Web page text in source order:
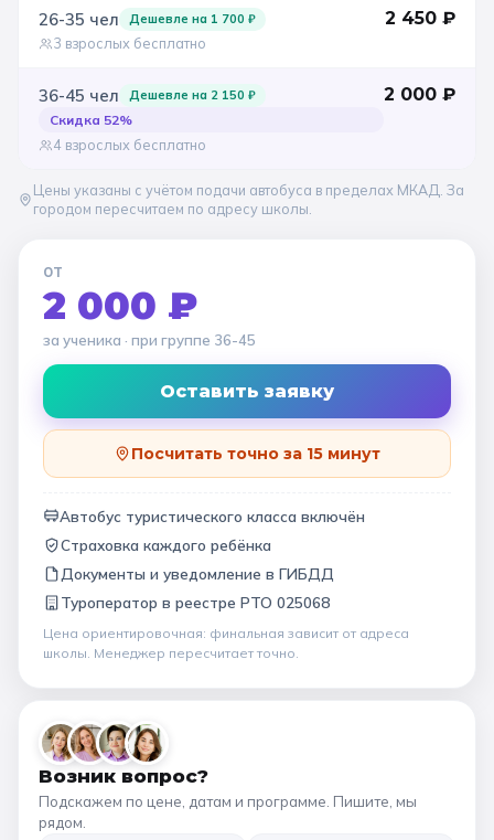
26-35 чел Дешевле на 1 700 ₽
3 взрослых бесплатно
2 450 ₽
36-45 чел
Скидка 52%
Дешевле на 2 150 ₽
4 взрослых бесплатно
2 000 ₽
Цены указаны с учётом подачи автобуса в пределах МКАД. За
городом пересчитаем по адресу школы.
ОТ
2 000 ₽
за ученика · при группе 36-45
Оставить заявку
Посчитать точно за 15 минут
Автобус туристического класса включён
Страховка каждого ребёнка
Документы и уведомление в ГИБДД
Туроператор в реестре РТО 025068
Цена ориентировочная: финальная зависит от адреса
школы. Менеджер пересчитает точно.
Возник вопрос?
Подскажем по цене, датам и программе. Пишите, мы
рядом.